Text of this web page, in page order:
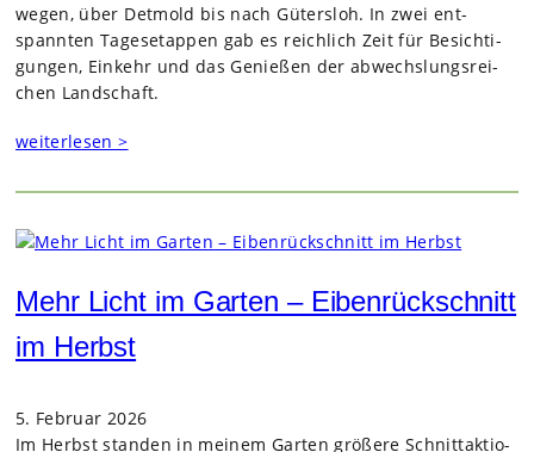
we­gen, über Det­mold bis nach Güters­loh. In zwei ent­
spann­ten Tages­etap­pen gab es reich­lich Zeit für Besich­ti­
gun­gen, Ein­kehr und das Genie­ßen der abwechs­lungs­rei­
chen Land­schaft.
weiterlesen >
Mehr Licht im Garten – Eibenrückschnitt
im Herbst
5. Februar 2026
Im Herbst stan­den in mei­nem Gar­ten grö­ßere Schnitt­ak­tio­